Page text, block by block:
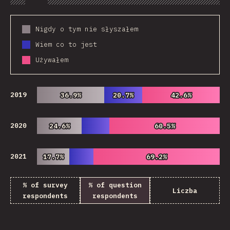
Chart Data Share Customize
Nigdy o tym nie słyszałem
Wiem co to jest
Używałem
2019 36.9%
36.9% 20.7%
20.7% 42.6%
42.6%
2020 24.6%
24.6% 60.5%
60.5%
2021 17.7%
17.7% 69.2%
69.2%
% of survey
respondents
% of question
respondents
Liczba